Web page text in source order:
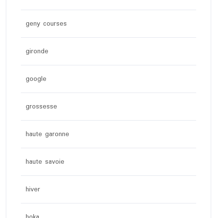
geny courses
gironde
google
grossesse
haute garonne
haute savoie
hiver